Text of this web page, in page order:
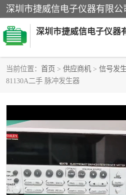
深圳市捷威信电子仪器
当前位置： 首页 > 供应商机 > 信号发
81130A二手 脉冲发生器
探头
音频分析仪
GPIB-USB卡